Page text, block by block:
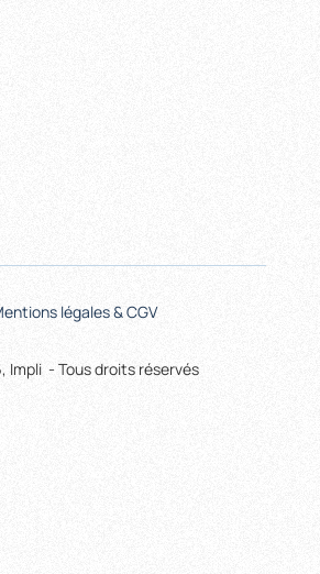
Impli - Tous droits réservés
légales & CGV